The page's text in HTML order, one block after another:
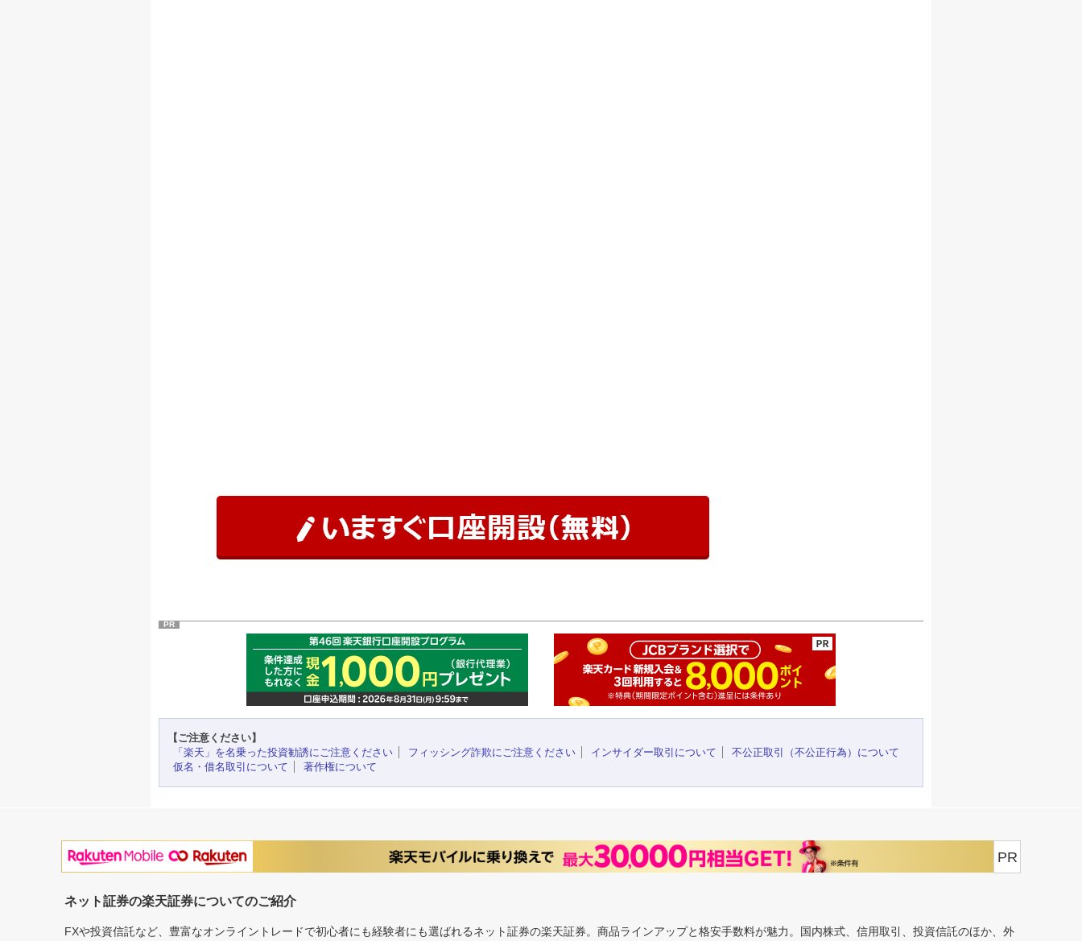
PR
【ご注意ください】
「楽天」を名乗った投資勧誘にご注意ください
フィッシング詐欺にご注意ください インサイダー取引について
不公正取引（不公正行為）について
仮名・借名取引について
著作権について
PR
ネット証券の楽天証券についてのご紹介
FXや投資信託など、豊富なオンライントレードで初心者にも経験者にも選ばれるネット証券の楽天証券。商品ラインアップと格安手数料が魅力。国内株式、信用取引、投資信託のほか、外